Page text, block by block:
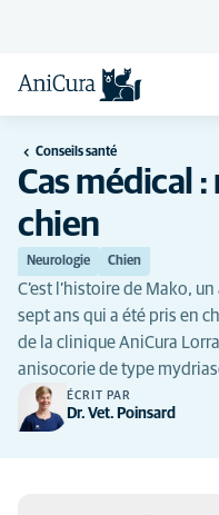
Conseils santé
Cas médical
chien
Neurologie Chien
C’est l’histoire de Mako,
sept ans qui a été pris en
de la clinique AniCura
anisocorie de type
ÉCRIT PAR
Dr. Vet. Poinsard